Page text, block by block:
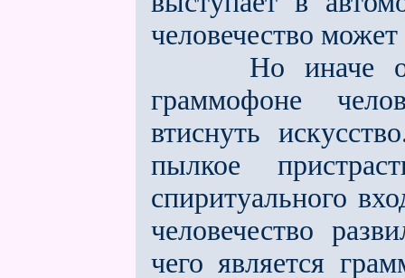
человечество
Но иначе
граммофоне
втиснуть
пылкое
спиритуального
человечество
чего является